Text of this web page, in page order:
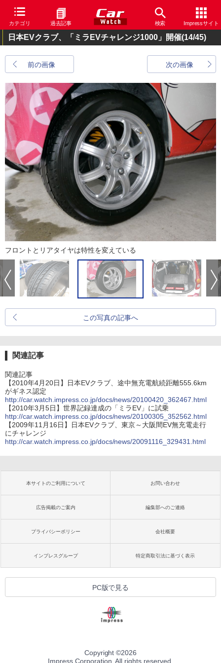
カテゴリ 過去記事 検索 Impressサイト
日本EVクラブ、「ミラEVチャレンジ1000」開催(14/45)
前の画像 次の画像
フロントとリアタイヤは特性を変えている
この写真の記事へ
関連記事
関連記事
【2010年4月20日】日本EVクラブ、途中無充電航続距離555.6km
がギネス認定
http://car.watch.impress.co.jp/docs/news/20100420_362467.html
【2010年3月5日】世界記録達成の「ミラEV」に試乗
http://car.watch.impress.co.jp/docs/news/20100305_352562.html
【2009年11月16日】日本EVクラブ、東京～大阪間EV無充電走行
にチャレンジ
http://car.watch.impress.co.jp/docs/news/20091116_329431.html
本サイトのご利用について お問い合わせ
広告掲載のご案内 編集部へのご連絡
プライバシーポリシー 会社概要
インプレスグループ 特定商取引法に基づく表示
PC版で見る
Copyright ©2026
Impress Corporation. All rights reserved.